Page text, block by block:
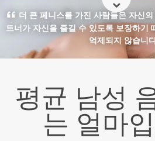
더 큰 페니스를 가진 사람들은 자신
트너가 자신을 즐길 수 있도록 보장하기
억제되지 않습니
평균 남성
는 얼마